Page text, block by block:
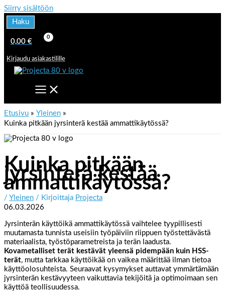
Siirry sisältöön
Haku
0,00 €
Kirjaudu asiakastilille
Etusivu
Yleinen
Kuinka pitkään jyrsinterä kestää ammattikäytössä?
Kuinka pitkään
jyrsinterä kestää
ammattikäytössä?
/ Yleinen / Kirjoittaja Projecta
06.03.2026
Jyrsinterän käyttöikä ammattikäytössä vaihtelee tyypillisesti
muutamasta tunnista useisiin työpäiviin riippuen työstettävästä
materiaalista, työstöparametreista ja terän laadusta.
Kovametalliset terät kestävät yleensä pidempään kuin HSS-
terät, mutta tarkkaa käyttöikää on vaikea määrittää ilman tietoa
käyttöolosuhteista. Seuraavat kysymykset auttavat ymmärtämään
jyrsinterän kestävyyteen vaikuttavia tekijöitä ja optimoimaan sen
käyttöä teollisuudessa.